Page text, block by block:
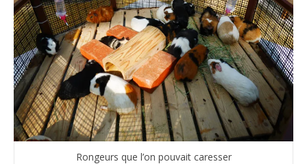
Rongeurs que l’on pouvait caresser